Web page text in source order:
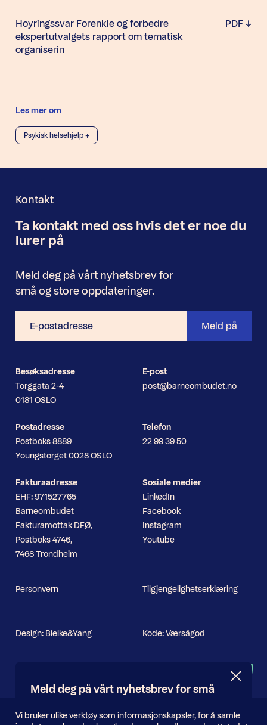
Hoyringssvar Forenkle og forbedre
ekspertutvalgets rapport om tematisk
organiserin
PDF
Les mer om
Psykisk helsehjelp +
Kontakt
Nyhetsbrev
Ta kontakt med oss hvis det er noe du
lurer på
Meld deg på vårt nyhetsbrev for
små og store oppdateringer.
postadresse
Meld på
Besøksadresse
Torggata 2-4
0181 OSLO
Postadresse
Postboks 8889
Youngstorget 0028 OSLO
Fakturaadresse
EHF: 971527765
Barneombudet
Fakturamottak DFØ,
Postboks 4746,
7468 Trondheim
Personvern
E-post
post@barneombudet.no
Telefon
22 99 39 50
Sosiale medier
LinkedIn
Facebook
Instagram
Youtube
Tilgjengelighetserklæring
Design: Bielke&Yang Kode:Værsågod
Informasjonskapsler
Vi bruker ulike verktøy som informasjonskapsler, for å samle
Meld deg på vårt nyhetsbrev for små